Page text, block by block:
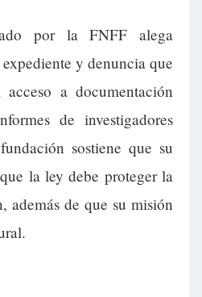
por la FNFF alega
y denuncia que
a documentación
de investigadores
sostiene que su
la ley debe proteger la
además de que su misión